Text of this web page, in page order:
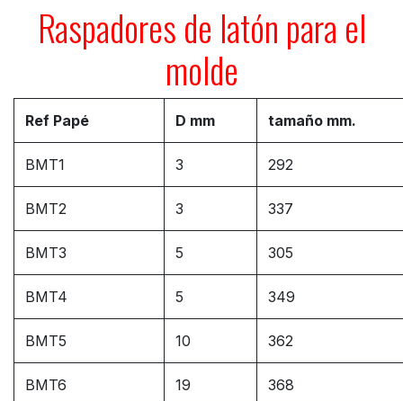
Raspadores de latón para el
molde
Ref Papé D mm tamaño mm.
BMT1 3 292
BMT2 3 337
BMT3 5 305
BMT4 5 349
BMT5 10 362
BMT6 19 368